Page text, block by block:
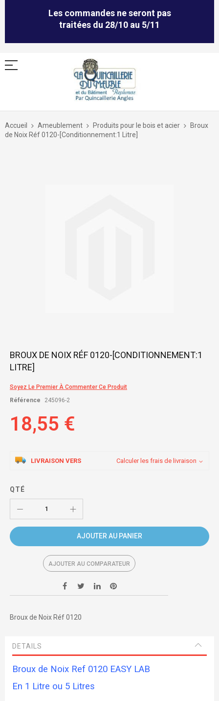
Les commandes ne seront pas
traitées du 28/10 au 5/11
Allez
contenu
Accueil Ameublement Produits pour le bois et acier
Broux
de Noix Réf 0120-[Conditionnement:1 Litre]
Skip
the
of
images
BROUX DE NOIX RÉF 0120-[CONDITIONNEMENT:1
LITRE]
Soyez Le Premier À Commenter Ce Produit
Référence
245096-2
18,55 €
LIVRAISON VERS Calculer les frais de livraison
QTÉ
AJOUTER AU PANIER
AJOUTER AU COMPARATEUR
Broux de Noix Réf 0120
DETAILS
Broux de Noix Ref 0120 EASY LAB
En 1 Litre ou 5 Litres